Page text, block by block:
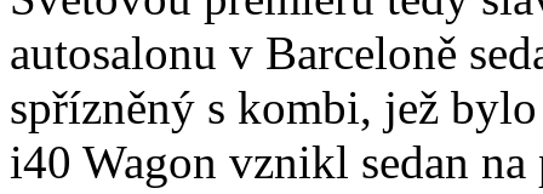
autosalonu v Barceloně
spřízněný s kombi, jež
i40 Wagon vznikl sedan